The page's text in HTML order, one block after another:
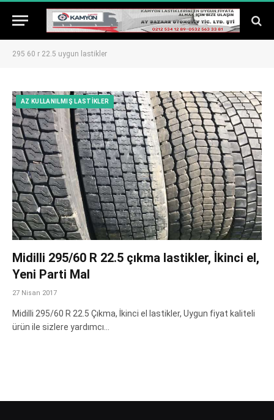
295 60 r 22.5 uygun lastikler
AZ KULLANILMIŞ LASTIKLER
Midilli 295/60 R 22.5 çıkma lastikler, İkinci el,
Yeni Parti Mal
27 Nisan 2017
Midilli 295/60 R 22.5 Çıkma, İkinci el lastikler, Uygun fiyat kaliteli
ürün ile sizlere yardımcı…